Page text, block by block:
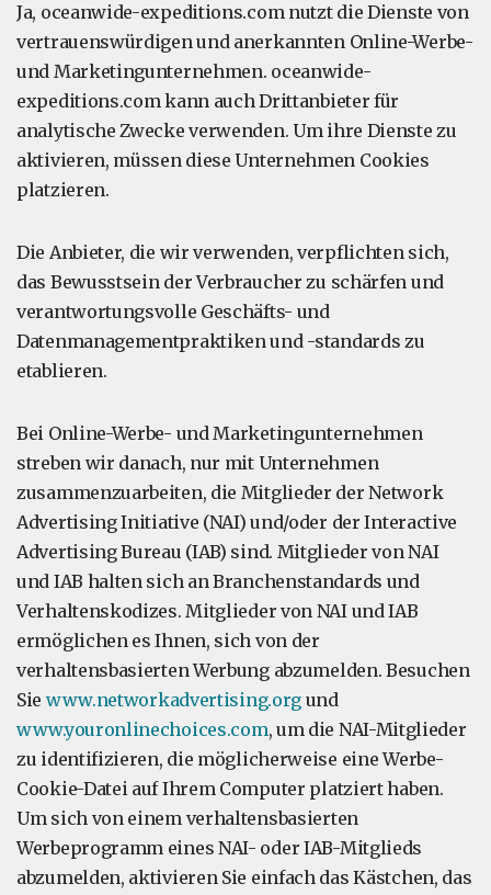
Ja, oceanwide-expeditions.com nutzt die Dienste von
vertrauenswürdigen und anerkannten Online-Werbe-
und Marketingunternehmen. oceanwide-
expeditions.com kann auch Drittanbieter für
analytische Zwecke verwenden. Um ihre Dienste zu
aktivieren, müssen diese Unternehmen Cookies
platzieren.
Die Anbieter, die wir verwenden, verpflichten sich,
das Bewusstsein der Verbraucher zu schärfen und
verantwortungsvolle Geschäfts- und
Datenmanagementpraktiken und -standards zu
etablieren.
Bei Online-Werbe- und Marketingunternehmen
streben wir danach, nur mit Unternehmen
zusammenzuarbeiten, die Mitglieder der Network
Advertising Initiative (NAI) und/oder der Interactive
Advertising Bureau (IAB) sind. Mitglieder von NAI
und IAB halten sich an Branchenstandards und
Verhaltenskodizes. Mitglieder von NAI und IAB
ermöglichen es Ihnen, sich von der
verhaltensbasierten Werbung abzumelden. Besuchen
Sie www.networkadvertising.org und
www.youronlinechoices.com, um die NAI-Mitglieder
zu identifizieren, die möglicherweise eine Werbe-
Cookie-Datei auf Ihrem Computer platziert haben.
Um sich von einem verhaltensbasierten
Werbeprogramm eines NAI- oder IAB-Mitglieds
abzumelden, aktivieren Sie einfach das Kästchen, das